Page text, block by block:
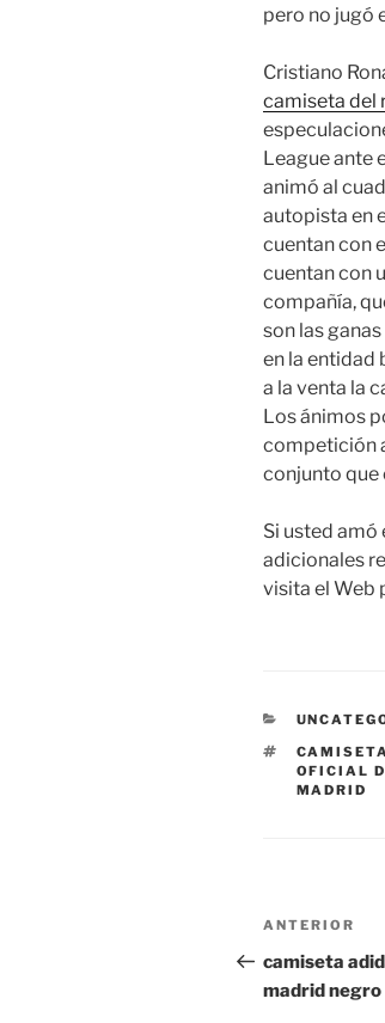
pero no jugó
Cristiano
camiseta del
League ante
animó al
autopista en
cuentan con
cuentan con
compañía,
son las
en la entidad
a la venta la
Los ánimos
competición
conjunto que
Si usted
adicionales
visita el Web
OFICIAL
MADRID
de
entradas
Entrada
anterior:
ANTERIOR
camiseta
madrid negro